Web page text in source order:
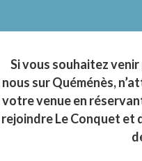
Si vous souhaitez
nous sur Quéménès,
votre venue en
rejoindre Le Conquet et